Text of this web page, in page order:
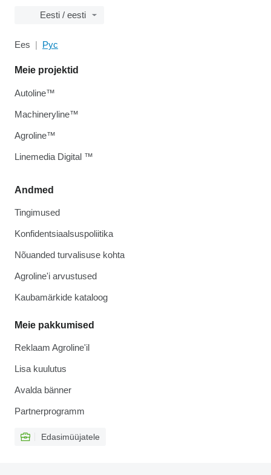
Eesti / eesti
Ees Рус
Andmed
Tingimused
Konfidentsiaalsuspoliitika
Nõuanded turvalisuse kohta
Agroline'i arvustused
Kaubamärkide kataloog
Meie pakkumised
Reklaam Agroline'il
Lisa kuulutus
Avalda bänner
Partnerprogramm
Edasimüüjatele
Meie projektid
Autoline™
Machineryline™
Agroline™
Linemedia Digital ™